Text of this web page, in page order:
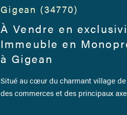
Gigean (34770)
À Vendre en
Immeuble en
à Gigean
Situé au cœur du charmant village
des commerces et des principaux